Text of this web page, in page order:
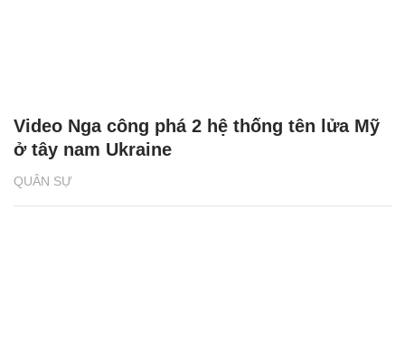
QUÂN SỰ
Video Nga công phá 2 hệ thống tên lửa Mỹ
ở tây nam Ukraine